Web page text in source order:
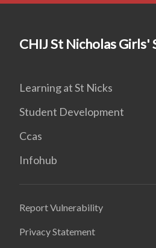
CHIJ St Nicholas Girls'
Learning at St Nicks
Student Development
Ccas
Infohub
Report Vulnerability
Privacy Statement